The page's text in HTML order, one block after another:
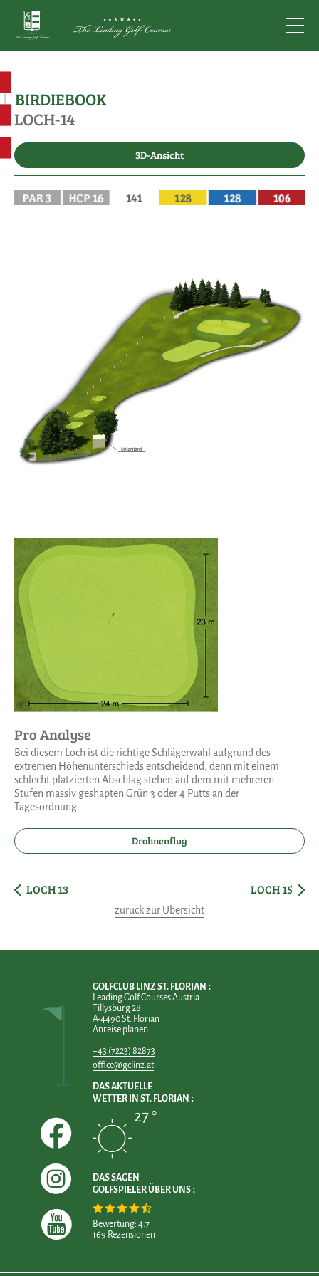
BIRDIEBOOK
LOCH-14
3D-Ansicht
Pro Analyse
Bei diesem Loch ist die richtige Schlägerwahl aufgrund des
extremen Höhenunterschieds entscheidend, denn mit einem
schlecht platzierten Abschlag stehen auf dem mit mehreren
Stufen massiv geshapten Grün 3 oder 4 Putts an der
Tagesordnung.
Drohnenflug
LOCH 13
zurück zur Übersicht
LOCH 15
GOLFCLUB LINZ ST. FLORIAN
Leading Golf Courses Austria
Tillysburg 28
A-4490 St. Florian
Anreise planen
+43 (7223) 82873
office@gclinz.at
DAS AKTUELLE
WETTER IN ST. FLORIAN
27 °
DAS SAGEN
GOLFSPIELER ÜBER UNS
Bewertung: 4.7
169 Rezensionen